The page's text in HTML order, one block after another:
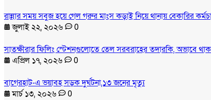
রান্নার সময় সবুজ হয়ে গেল গরুর মাংস কড়াই নিয়ে থানায় বেকারির
জুলাই ২২, ২০২৬
0
সাতক্ষীরার ফিলিং স্টেশনগুলোতে তেল সরবরাহের তদারকি, অভাবে
এপ্রিল ১৭, ২০২৬
0
বাগেরহাট-এ ভয়াবহ সড়ক দুর্ঘটনা,১৩ জনের মৃত্যু
মার্চ ১৩, ২০২৬
0